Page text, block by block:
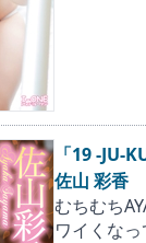
「19 -JU-
佐山 彩香
むちむち
ワイくなっ